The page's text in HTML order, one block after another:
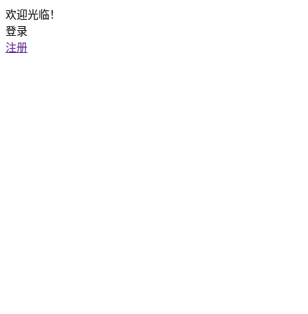
欢迎光临！
登录
注册